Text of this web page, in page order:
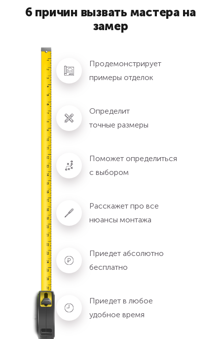
6 причин вызвать мастера на
замер
Продемонстрирует
примеры отделок
Определит
точные размеры
Поможет определиться
с выбором
Расскажет про все
нюансы монтажа
Приедет абсолютно
бесплатно
Приедет в любое
удобное время